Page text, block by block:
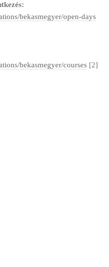
bekasmegyer/open-days
bekasmegyer/courses [2]